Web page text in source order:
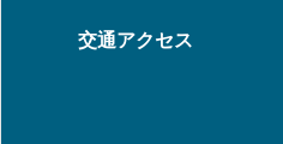
交通アクセス